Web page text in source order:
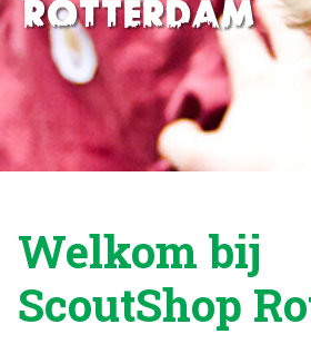
Welkom bij
ScoutShop